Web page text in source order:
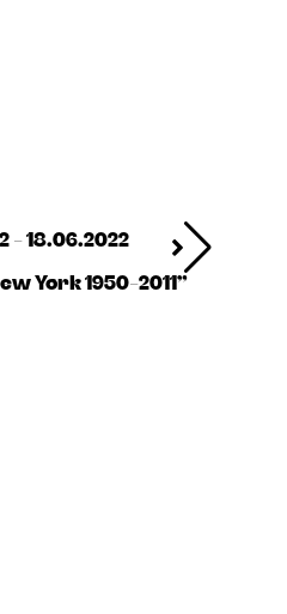
- 18.06.2022
York 1950-2011”